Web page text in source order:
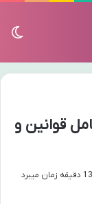
قوانین و